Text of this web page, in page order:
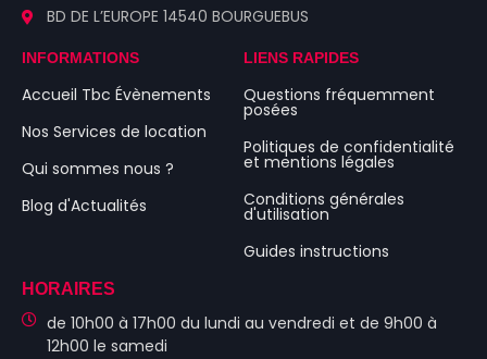
BD DE L’EUROPE 14540 BOURGUEBUS
INFORMATIONS
Accueil Tbc Évènements
Nos Services de location
Qui sommes nous ?
Blog d'Actualités
LIENS RAPIDES
Questions fréquemment
posées
Politiques de confidentialité
et mentions légales
Conditions générales
d'utilisation
Guides instructions
HORAIRES
de 10h00 à 17h00 du lundi au vendredi et de 9h00 à
12h00 le samedi